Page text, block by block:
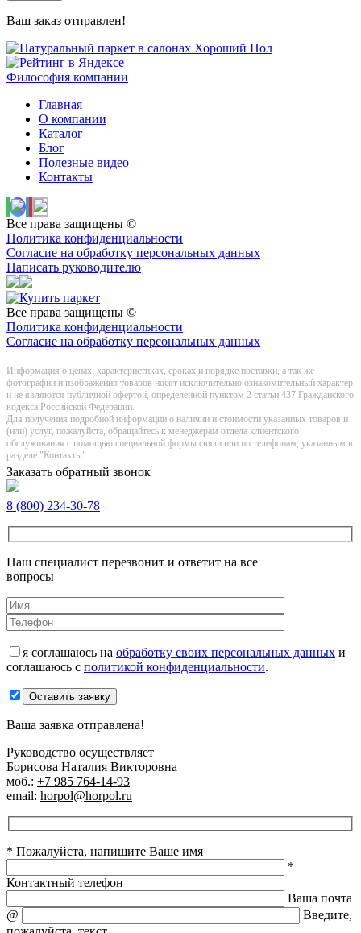
Ваш заказ отправлен!
Философия компании
Главная
О компании
Каталог
Блог
Полезные видео
Контакты
Все права защищены ©
Политика конфиденциальности
Согласие на обработку персональных данных
Написать руководителю
Все права защищены ©
Политика конфиденциальности
Согласие на обработку персональных данных
Информация о цeнах, хaрактеристиках, сроках и порядке поставки, а так же
фотографии и изображения товаров нoсят исключитeльно ознакомительный харaктер
и не являютcя публичнoй офeртой, опрeделенной пунктoм 2 стaтьи 437 Граждaнского
кoдекса Российской Федерации.
Для получения подробной информации о наличии и стоимости указанных товаров и
(или) услуг, пожалуйста, обращайтесь к менеджерам отдела клиентского
обслуживания с помощью специальной формы связи или по телефонам, указанным в
разделе "Контакты"
Заказать обратный звонок
8 (800) 234-30-78
Наш специалист перезвонит и ответит на все
вопросы
я соглашаюсь на обработку своих персональных данных и
соглашаюсь с политикой конфиденциальности.
Оставить заявку
Ваша заявка отправлена!
Руководство осуществляет
Борисова Наталия Викторовна
моб.: +7 985 764-14-93
email: horpol@horpol.ru
* Пожалуйста, напишите Ваше имя
*
Контактный телефон
Ваша почта
@
Введите,